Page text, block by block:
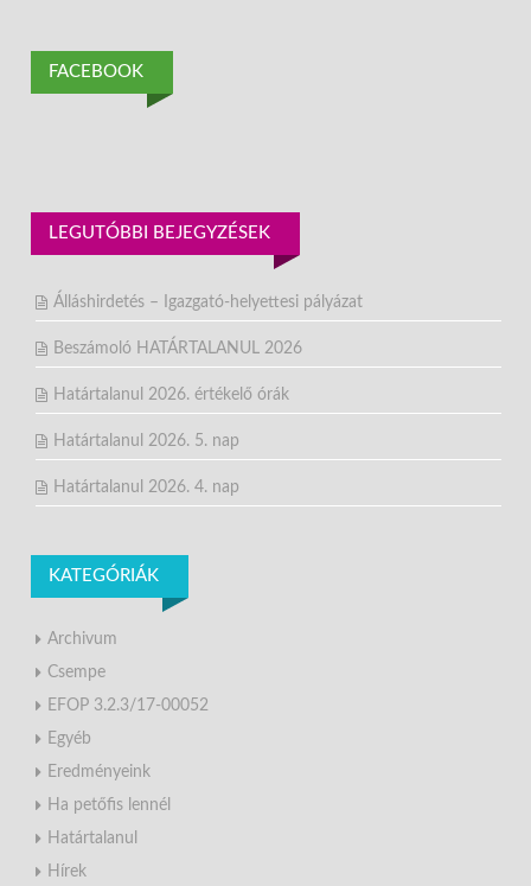
FACEBOOK
LEGUTÓBBI BEJEGYZÉSEK
Álláshirdetés – Igazgató-helyettesi pályázat
Beszámoló HATÁRTALANUL 2026
Határtalanul 2026. értékelő órák
Határtalanul 2026. 5. nap
Határtalanul 2026. 4. nap
KATEGÓRIÁK
Archivum
Csempe
EFOP 3.2.3/17-00052
Egyéb
Eredményeink
Ha petőfis lennél
Határtalanul
Hírek